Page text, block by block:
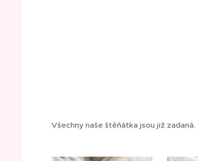
Všechny naše štěňátka jsou již zadaná.